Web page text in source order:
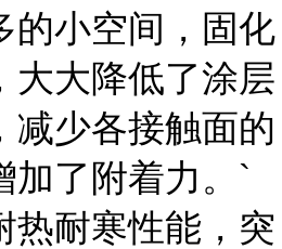
的小空间，固化
大大降低了涂层
减少各接触面的
加了附着力。`
热耐寒性能，突